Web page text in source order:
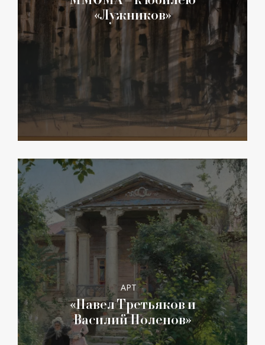
«Лужников»
АРТ
«Павел Третьяков и
Василий Поленов»